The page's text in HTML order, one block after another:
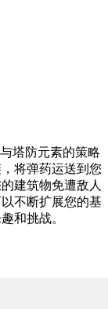
塔防元素的策略
将弹药运送到您
建筑物免遭敌人
不断扩展您的基
和挑战。